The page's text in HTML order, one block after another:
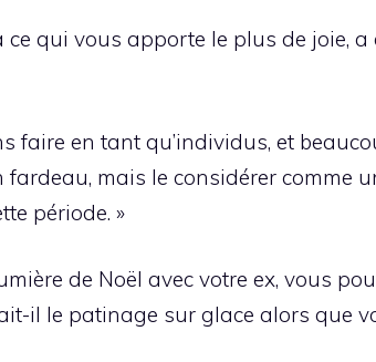
ce qui vous apporte le plus de joie, a
faire en tant qu’individus, et
fardeau, mais le considérer comme
période. »
de Noël avec votre ex, vous
il le patinage sur glace alors que